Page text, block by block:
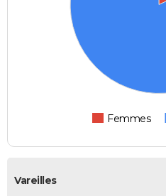
Femmes
Vareilles